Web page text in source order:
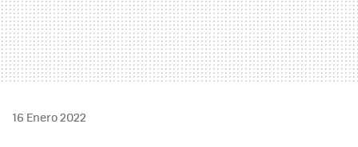
16 Enero 2022